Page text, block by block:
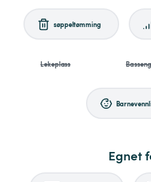
søppeltømming
Lekeplass Basseng
Egnet